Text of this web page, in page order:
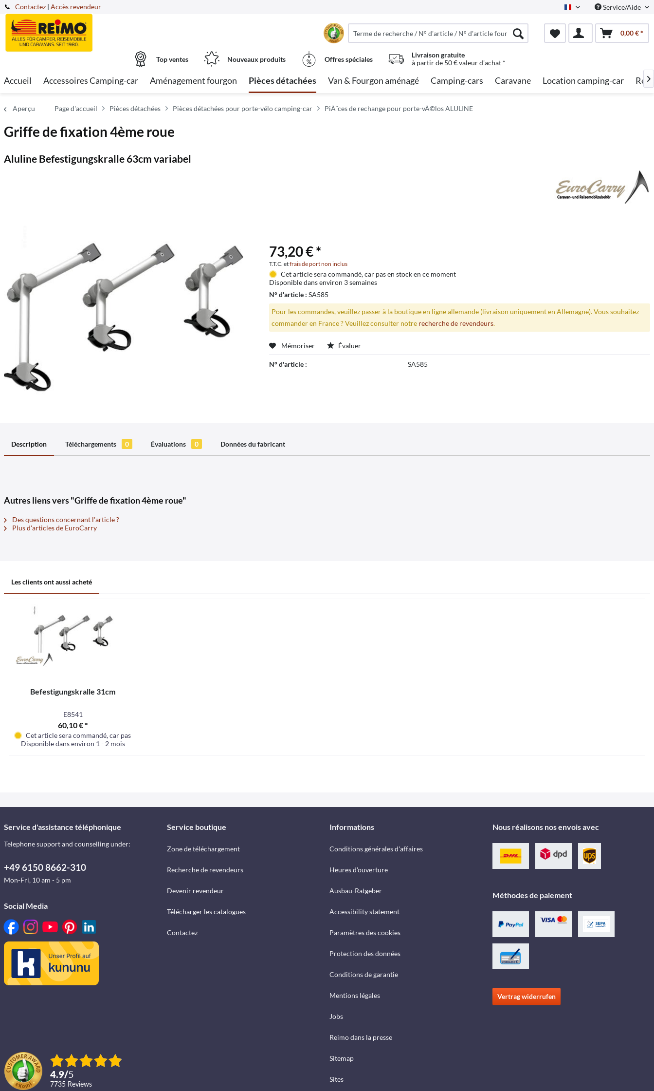
Contactez French Service/Aide
| Accès revendeur
0,00 € *
Top ventes Nouveaux produits Offres spéciales
Livraison gratuite
à partir de 50 € valeur d'achat *
Accueil Accessoires Camping-car Aménagement fourgon Pièces détachées Van & Fourgon aménagé Camping-cars Caravane Location camping-car 
Aperçu Page d'accueil Pièces détachées Pièces détachées pour porte-vélo camping-car PiÃ¨ces de rechange pour porte-vÃ©los ALULINE
Griffe de fixation 4ème roue
Aluline Befestigungskralle 63cm variabel
73,20 € *
T.T.C. etfrais de port non inclus
Cet article sera commandé, car pas en stock en ce moment
Disponible dans environ 3 semaines
N° d'article : SA585
Pour les commandes, veuillez passer à la boutique en ligne allemande (livraison uniquement en Allemagne). Vous souhaitez
commander en France ? Veuillez consulter notre recherche de revendeurs.
Mémoriser Évaluer
N° d'article : SA585
Description Téléchargements 0 Évaluations 0 Données du fabricant
Autres liens vers "Griffe de fixation 4ème roue"
Des questions concernant l'article ?
Plus d'articles de EuroCarry
Les clients ont aussi acheté
Befestigungskralle 31cm
E8541
60,10 € *
Cet article sera commandé, car pas en stock en ce moment
Disponible dans environ 1 - 2 mois
Service d'assistance téléphonique
Telephone support and counselling under:
+49 6150 8662-310
Mon-Fri, 10 am - 5 pm
Social Media
4.9/5
7735 reviews
Service boutique
Zone de téléchargement
Recherche de revendeurs
Devenir revendeur
Télécharger les catalogues
Contactez
Informations
Conditions générales d'affaires
Heures d'ouverture
Ausbau-Ratgeber
Accessibility statement
Paramètres des cookies
Protection des données
Conditions de garantie
Mentions légales
Jobs
Reimo dans la presse
Sitemap
Sites
Nous réalisons nos envois avec
Méthodes de paiement
Vertrag widerrufen